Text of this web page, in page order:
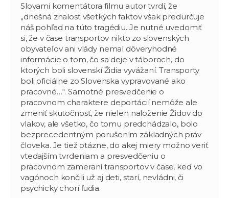
Slovami komentátora filmu autor tvrdí, že
„dnešná znalosť všetkých faktov však predurčuje
náš pohľad na túto tragédiu. Je nutné uvedomiť
si, že v čase transportov nikto zo slovenských
obyvateľov ani vlády nemal dôveryhodné
informácie o tom, čo sa deje v táboroch, do
ktorých boli slovenskí Židia vyvážaní. Transporty
boli oficiálne zo Slovenska vypravované ako
pracovné…“. Samotné presvedčenie o
pracovnom charaktere deportácií nemôže ale
zmeniť skutočnosť, že nielen naloženie Židov do
vlakov, ale všetko, čo tomu predchádzalo, bolo
bezprecedentným porušením základných práv
človeka. Je tiež otázne, do akej miery možno veriť
vtedajším tvrdeniam a presvedčeniu o
pracovnom zameraní transportov v čase, keď vo
vagónoch končili už aj deti, starí, nevládni, či
psychicky chorí ľudia.